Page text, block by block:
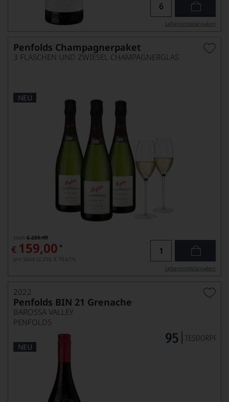
Lebensmittel­angaben
Penfolds Champagnerpaket
3 FLASCHEN UND ZWIESEL CHAMPAGNERGLAS
NEU
€ 256,40
€ 159,00 *
pro Stück (2.25l), € 70,67/L
Lebensmittel­angaben
2022
Penfolds BIN 21 Grenache
BAROSSA VALLEY
PENFOLDS
NEU